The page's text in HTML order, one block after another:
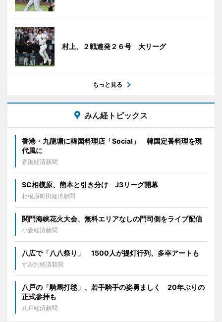
村上、２戦連発２６号 大リーグ
もっと見る
みん経トピックス
香港・九龍塘に韓国料理店「Social」 韓国定番料理を現
代風に
香港経済新聞
SC相模原、熊本と引き分け J3リーグ開幕
相模原町田経済新聞
関門海峡花火大会、無料エリアなしの門司側をライブ配信
小倉経済新聞
八広で「八八祭り」 1500人が提灯行列、多幸アートも
すみだ経済新聞
八戸の「騎馬打毬」、若手騎手の姿勇ましく 20年ぶりの
正式参拝も
八戸経済新聞